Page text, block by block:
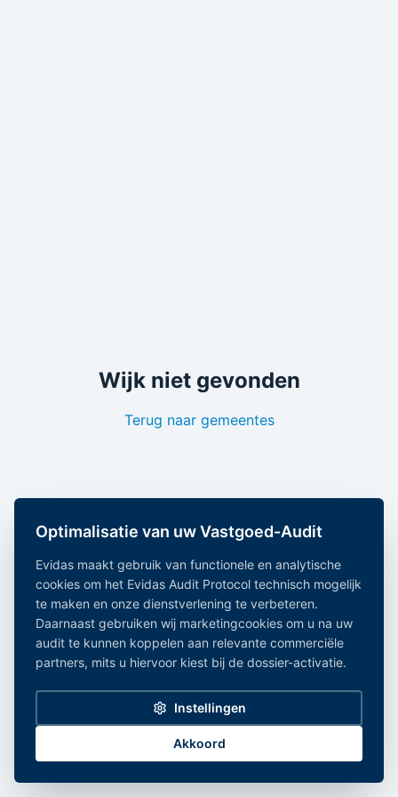
Wijk niet gevonden
Terug naar gemeentes
Optimalisatie van uw Vastgoed-Audit
Evidas maakt gebruik van functionele en analytische
cookies om het Evidas Audit Protocol technisch mogelijk
te maken en onze dienstverlening te verbeteren.
Daarnaast gebruiken wij marketingcookies om u na uw
audit te kunnen koppelen aan relevante commerciële
partners, mits u hiervoor kiest bij de dossier-activatie.
Instellingen
Akkoord